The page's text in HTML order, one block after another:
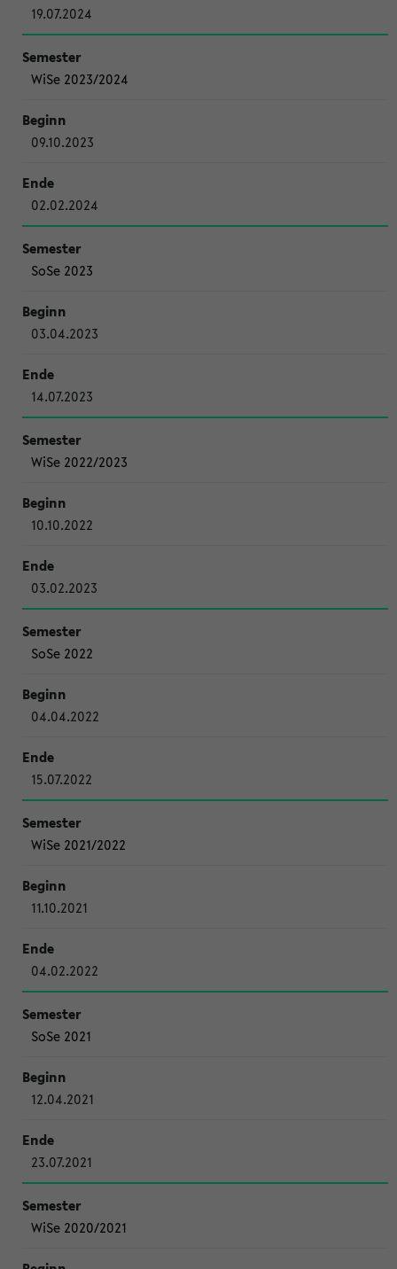
19.07.2024
WiSe 2023/2024
09.10.2023
02.02.2024
SoSe 2023
03.04.2023
14.07.2023
WiSe 2022/2023
10.10.2022
03.02.2023
SoSe 2022
04.04.2022
15.07.2022
WiSe 2021/2022
11.10.2021
04.02.2022
SoSe 2021
12.04.2021
23.07.2021
WiSe 2020/2021